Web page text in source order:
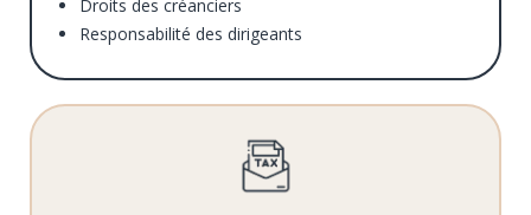
Droits des créanciers
Responsabilité des dirigeants